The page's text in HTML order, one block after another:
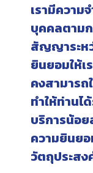
เรามีความ
บุคคลตาม
สัญญาระห
ยินยอมให้
คงสามารถ
ทำให้ท่านไ
บริการน้อย
ความยินย
วัตถุประส